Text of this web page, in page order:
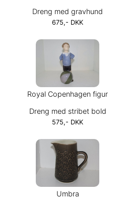
Dreng med gravhund
675,- DKK
Royal Copenhagen figur
Dreng med stribet bold
575,- DKK
Umbra